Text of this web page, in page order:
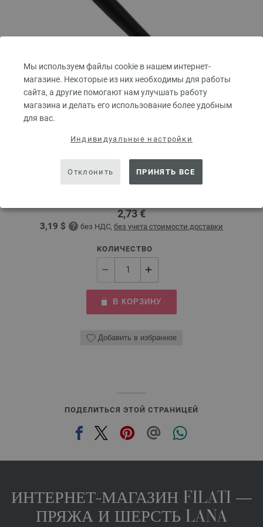
Мы используем файлы cookie в нашем интернет-
магазине. Некоторые из них необходимы для работы
сайта, а другие помогают нам улучшать работу
магазина и делать его использование более удобным
для вас.
Индивидуальные настройки
Отклонить ПРИНЯТЬ ВСЕ
Крючок алюминиевый с мягкой ручкой № 4,5
Алюминиевый крючок LANA GROSSA с мягкой ручкой.
2,73 €
3,19 $ без НДС, без учета стоимости доставки
КОЛИЧЕСТВО
В КОРЗИНУ
Добавить в избранное
ПОДЕЛИТЬСЯ ЭТОЙ СТРАНИЦЕЙ
ИНТЕРНЕТ-МАГАЗИН FILATI —
ПРЯЖА И ШЕРСТЬ LANA